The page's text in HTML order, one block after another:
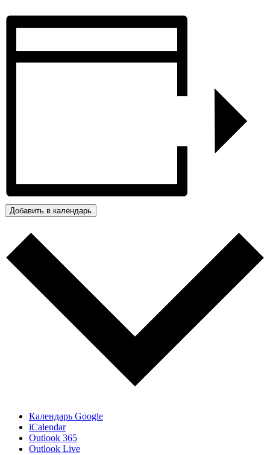
Добавить в календарь
Календарь Google
iCalendar
Outlook 365
Outlook Live